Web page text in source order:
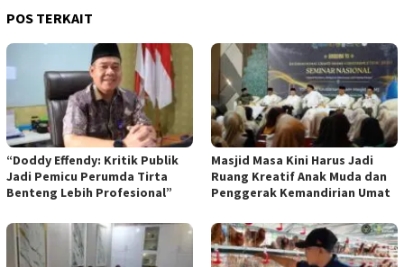
POS TERKAIT
“Doddy Effendy: Kritik Publik
Jadi Pemicu Perumda Tirta
Benteng Lebih Profesional”
Masjid Masa Kini Harus Jadi
Ruang Kreatif Anak Muda dan
Penggerak Kemandirian Umat